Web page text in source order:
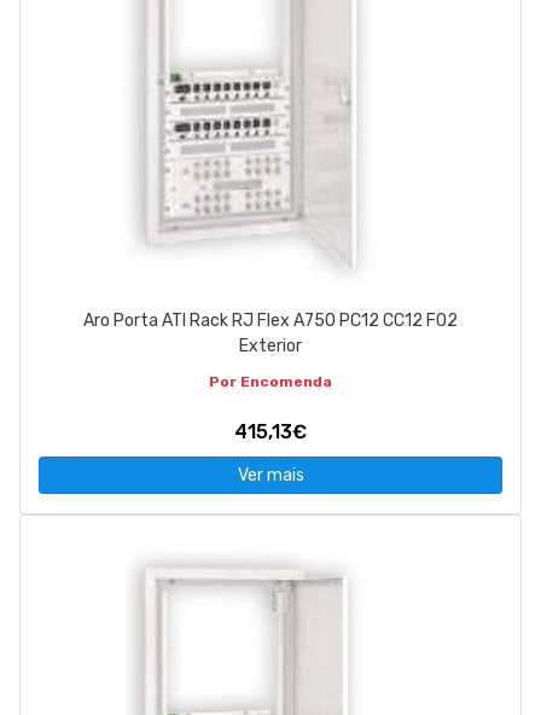
Aro Porta ATI Rack RJ Flex A750 PC12 CC12 FO2
Exterior
Por Encomenda
415,13€
Ver mais